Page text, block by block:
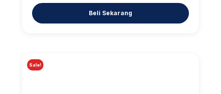
Rp140.000.Rp112.000.
Sale!